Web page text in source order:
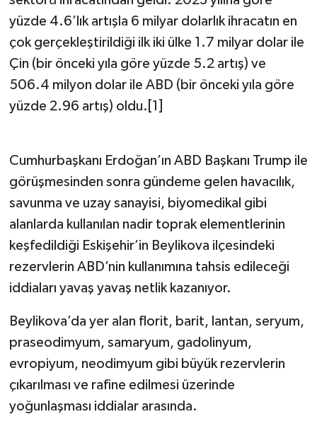
yüzde 4.6’lık artışla 6 milyar dolarlık ihracatın en
çok gerçekleştirildiği ilk iki ülke 1.7 milyar dolar ile
Çin (bir önceki yıla göre yüzde 5.2 artış) ve
506.4 milyon dolar ile ABD (bir önceki yıla göre
yüzde 2.96 artış) oldu.[1]
Cumhurbaşkanı Erdoğan’ın ABD Başkanı Trump ile
görüşmesinden sonra gündeme gelen havacılık,
savunma ve uzay sanayisi, biyomedikal gibi
alanlarda kullanılan nadir toprak elementlerinin
keşfedildiği Eskişehir’in Beylikova ilçesindeki
rezervlerin ABD’nin kullanımına tahsis edileceği
iddiaları yavaş yavaş netlik kazanıyor.
Beylikova’da yer alan florit, barit, lantan, seryum,
praseodimyum, samaryum, gadolinyum,
evropiyum, neodimyum gibi büyük rezervlerin
çıkarılması ve rafine edilmesi üzerinde
yoğunlaşması iddialar arasında.